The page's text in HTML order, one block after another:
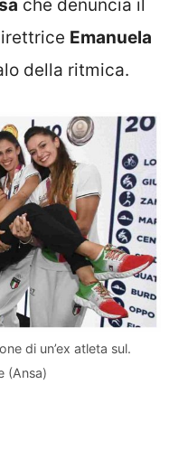
che denuncia il
Emanuela
della ritmica.
di un’ex atleta sul.
(Ansa)